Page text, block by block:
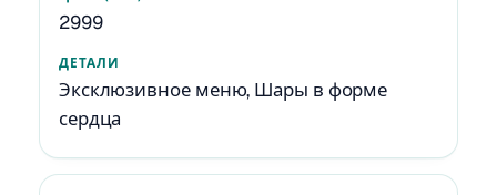
2999
Эксклюзивное меню, Шары в форме
сердца